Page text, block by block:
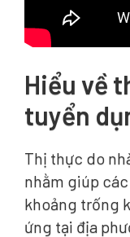
Hiểu về
tuyển
Thị thực do
nhằm giúp
khoảng trống
ứng tại địa